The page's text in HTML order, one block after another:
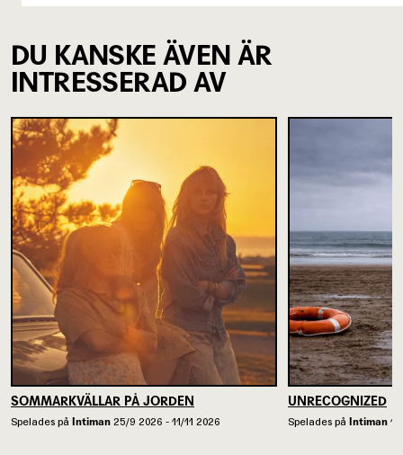
DU KANSKE ÄVEN ÄR
INTRESSERAD AV
SOMMARKVÄLLAR PÅ JORDEN
Spelades på Intiman 25/9 2026 - 11/11 2026
UNRECOGNIZED
Spelades på Intiman